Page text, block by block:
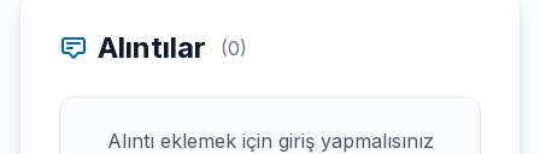
Alıntılar (0)
Alıntı eklemek için giriş yapmalısınız